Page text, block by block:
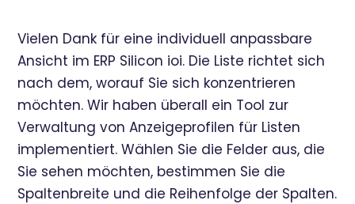
Vielen Dank für eine individuell anpassbare
Ansicht im ERP Silicon ioi. Die Liste richtet sich
nach dem, worauf Sie sich konzentrieren
möchten. Wir haben überall ein Tool zur
Verwaltung von Anzeigeprofilen für Listen
implementiert. Wählen Sie die Felder aus, die
Sie sehen möchten, bestimmen Sie die
Spaltenbreite und die Reihenfolge der Spalten.